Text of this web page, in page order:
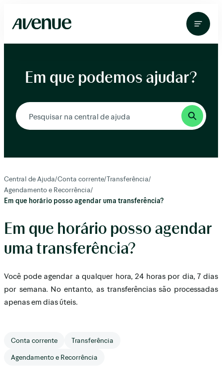
para
conteúdo
Em que podemos ajudar?
Central de Ajuda/Conta corrente/Transferência/
Agendamento e Recorrência/
Em que horário posso agendar uma transferência?
Em que horário posso agendar
uma transferência?
Você pode agendar a qualquer hora, 24 horas por dia, 7 dias
por semana. No entanto, as transferências são processadas
apenas em dias úteis.
Conta corrente
Transferência
Agendamento e Recorrência